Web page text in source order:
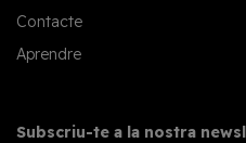
Contacte
Aprendre
Subscriu-te a la nostra